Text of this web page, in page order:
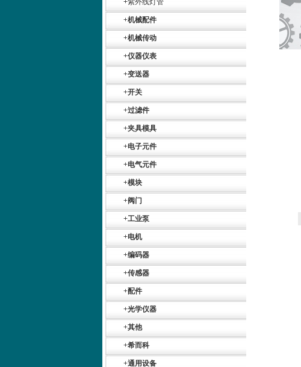
+紫外线灯管
+机械配件
+机械传动
+仪器仪表
+变送器
+开关
+过滤件
+夹具模具
+电子元件
+电气元件
+模块
+阀门
+工业泵
+电机
+编码器
+传感器
+配件
+光学仪器
+其他
+希而科
+通用设备
Belimo SF24A-
MFT